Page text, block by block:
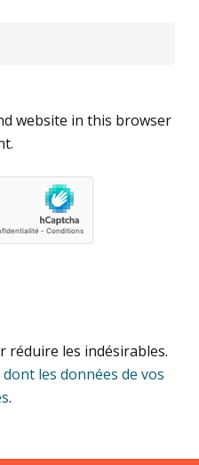
website in this browser
réduire les indésirables.
les données de vos
.